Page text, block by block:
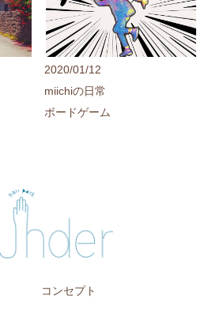
2020/01/12
miichiの日常
ボードゲーム
コンセプト